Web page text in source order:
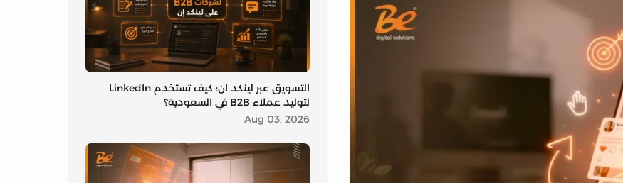
التسويق عبر لينكد ان: كيف تستخدم LinkedIn
لتوليد عملاء B2B في السعودية؟
Aug 03, 2026